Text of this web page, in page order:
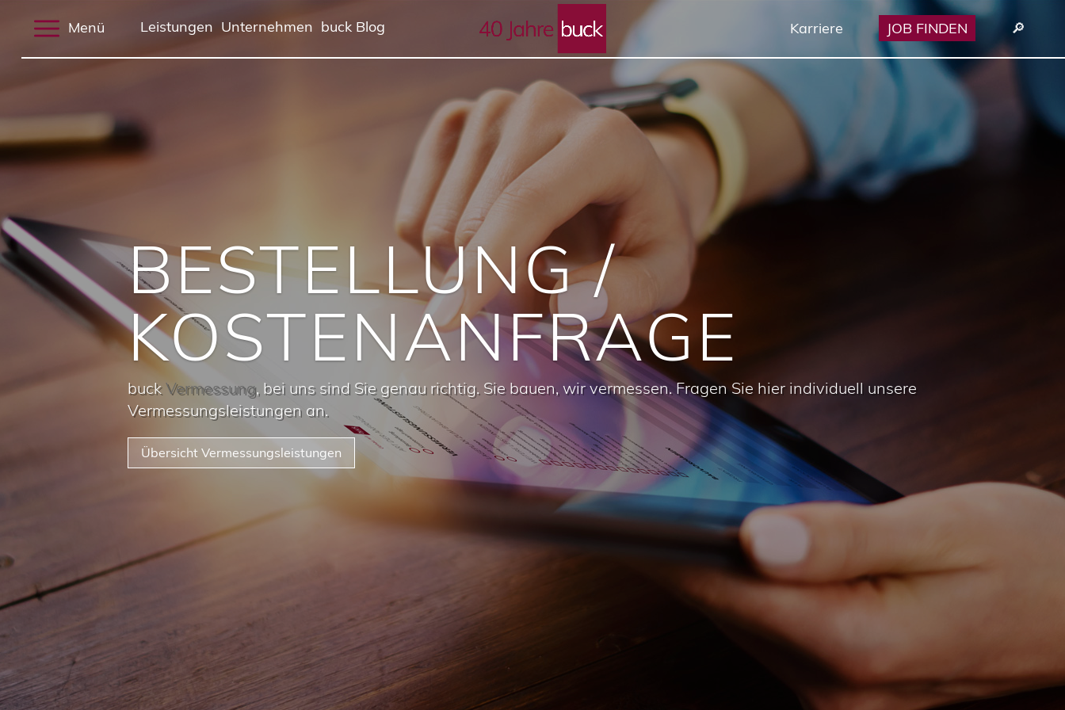
Menü Leistungen Unternehmen buck Blog Karriere JOB FINDEN 🔎︎
BESTELLUNG /
KOSTENANFRAGE
buckVermessung, bei uns sind Sie genau richtig. Sie bauen, wir vermessen. Fragen Sie hier individuell unsere
Vermessungsleistungen an.
Übersicht Vermessungsleistungen